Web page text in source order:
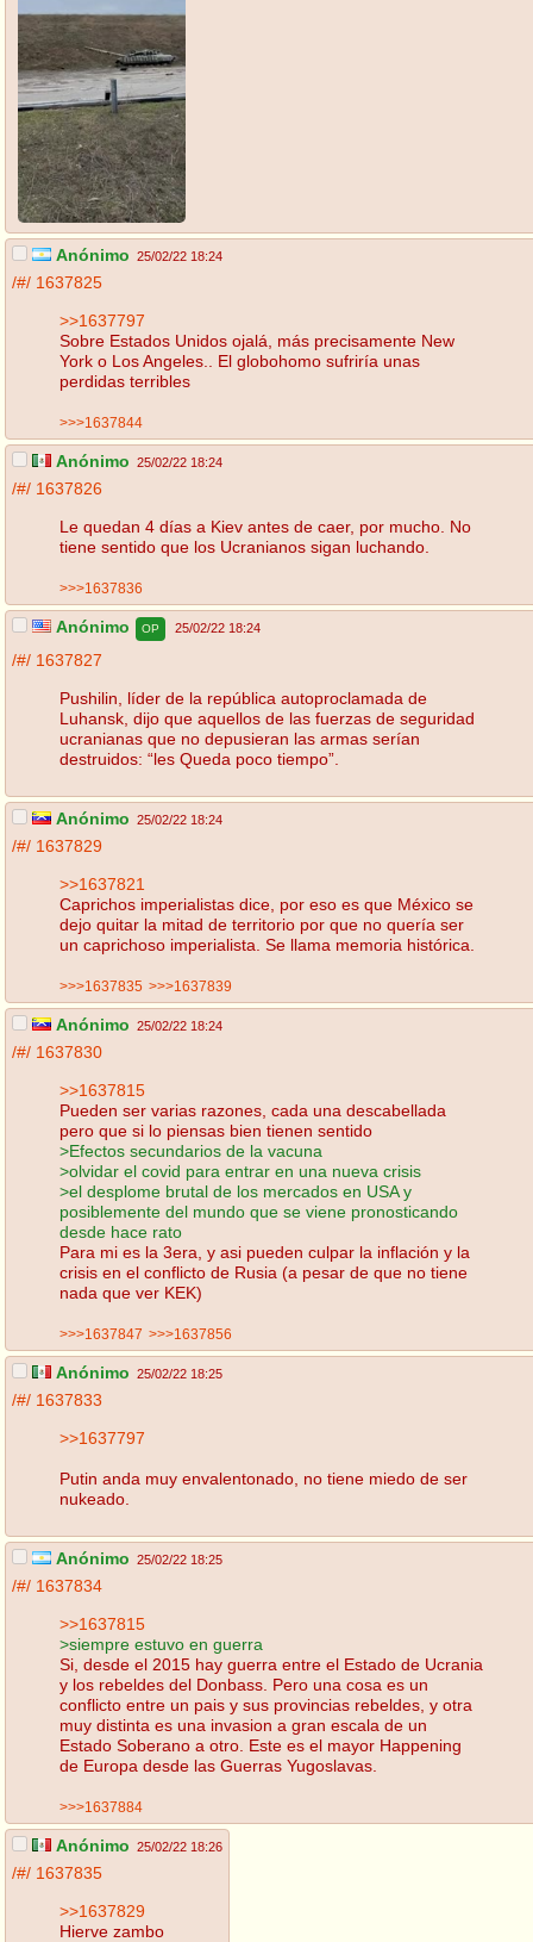
Anónimo 25/02/22 18:24
/#/ 1637825
>>1637797
Sobre Estados Unidos ojalá, más precisamente New
York o Los Angeles.. El globohomo sufriría unas
perdidas terribles
>>>1637844
Anónimo 25/02/22 18:24
/#/ 1637826
Le quedan 4 días a Kiev antes de caer, por mucho. No
tiene sentido que los Ucranianos sigan luchando.
>>>1637836
Anónimo OP 25/02/22 18:24
/#/ 1637827
Pushilin, líder de la república autoproclamada de
Luhansk, dijo que aquellos de las fuerzas de seguridad
ucranianas que no depusieran las armas serían
destruidos: “les Queda poco tiempo”.
Anónimo 25/02/22 18:24
/#/ 1637829
>>1637821
Caprichos imperialistas dice, por eso es que México se
dejo quitar la mitad de territorio por que no quería ser
un caprichoso imperialista. Se llama memoria histórica.
>>>1637835 >>>1637839
Anónimo 25/02/22 18:24
/#/ 1637830
>>1637815
Pueden ser varias razones, cada una descabellada
pero que si lo piensas bien tienen sentido
>Efectos secundarios de la vacuna
>olvidar el covid para entrar en una nueva crisis
>el desplome brutal de los mercados en USA y
posiblemente del mundo que se viene pronosticando
desde hace rato
Para mi es la 3era, y asi pueden culpar la inflación y la
crisis en el conflicto de Rusia (a pesar de que no tiene
nada que ver KEK)
>>>1637847 >>>1637856
Anónimo 25/02/22 18:25
/#/ 1637833
>>1637797
Putin anda muy envalentonado, no tiene miedo de ser
nukeado.
Anónimo 25/02/22 18:25
/#/ 1637834
>>1637815
>siempre estuvo en guerra
Si, desde el 2015 hay guerra entre el Estado de Ucrania
y los rebeldes del Donbass. Pero una cosa es un
conflicto entre un pais y sus provincias rebeldes, y otra
muy distinta es una invasion a gran escala de un
Estado Soberano a otro. Este es el mayor Happening
de Europa desde las Guerras Yugoslavas.
>>>1637884
Anónimo 25/02/22 18:26
/#/ 1637835
>>1637829
Hierve zambo